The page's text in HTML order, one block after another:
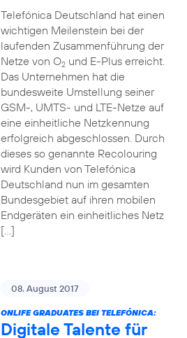
Telefónica Deutschland hat einen
wichtigen Meilenstein bei der
laufenden Zusammenführung der
Netze von O2und E-Plus erreicht.
Das Unternehmen hat die
bundesweite Umstellung seiner
GSM-, UMTS- und LTE-Netze auf
eine einheitliche Netzkennung
erfolgreich abgeschlossen. Durch
dieses so genannte Recolouring
wird Kunden von Telefónica
Deutschland nun im gesamten
Bundesgebiet auf ihren mobilen
Endgeräten ein einheitliches Netz
[…]
08. August 2017
ONLIFE GRADUATES BEI TELEFÓNICA:
Digitale Talente für